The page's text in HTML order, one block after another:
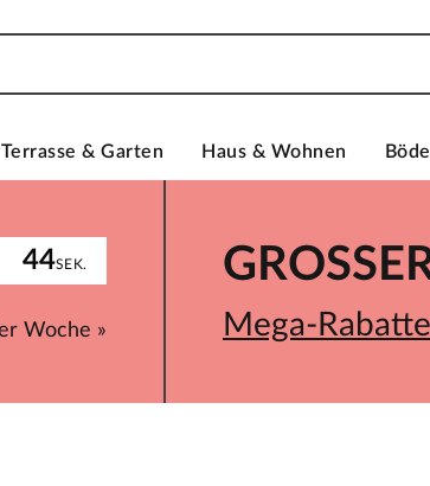
Terrasse & Garten Haus & Wohnen
44SEK.
Woche » Mega-